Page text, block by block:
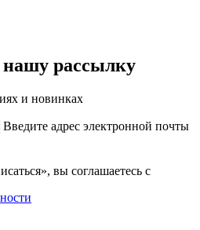
рассылку
и новинках
Введите адрес электронной почты
вы соглашаетесь с